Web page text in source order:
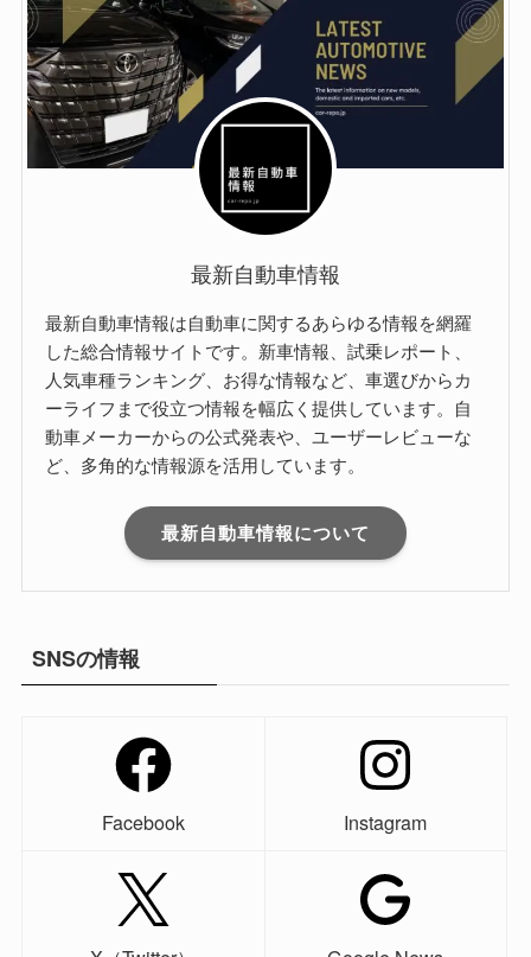
最新自動車情報
最新自動車情報は自動車に関するあらゆる情報を網羅
した総合情報サイトです。新車情報、試乗レポート、
人気車種ランキング、お得な情報など、車選びからカ
ーライフまで役立つ情報を幅広く提供しています。自
動車メーカーからの公式発表や、ユーザーレビューな
ど、多角的な情報源を活用しています。
最新自動車情報について
SNSの情報
Facebook Instagram